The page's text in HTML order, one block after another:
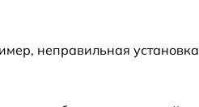
неправильная установка